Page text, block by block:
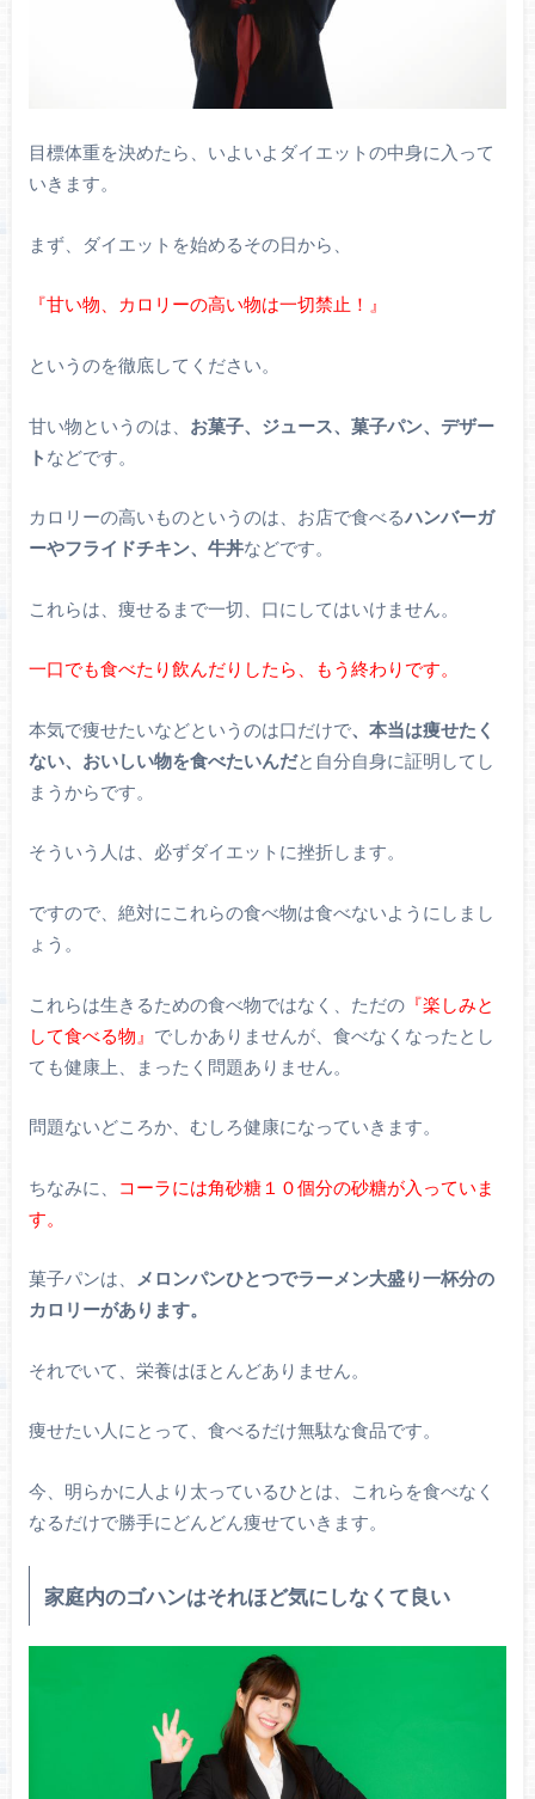
目標体重を決めたら、いよいよダイエットの中身に入って
いきます。
まず、ダイエットを始めるその日から、
『甘い物、カロリーの高い物は一切禁止！』
というのを徹底してください。
甘い物というのは、 お菓子、ジュース、菓子パン、デザー
ト などです。
カロリーの高いものというのは、お店で食べるハンバーガ
ーやフライドチキン、牛丼などです。
これらは、痩せるまで一切、口にしてはいけません。
一口でも食べたり飲んだりしたら、もう終わりです。
本気で痩せたいなどというのは口だけで、本当は痩せたく
ない、おいしい物を食べたいんだと自分自身に証明してし
まうからです。
そういう人は、必ずダイエットに挫折します。
ですので、絶対にこれらの食べ物は食べないようにしまし
ょう。
これらは生きるための食べ物ではなく、ただの『楽しみと
して食べる物』 でしかありませんが、食べなくなったとし
ても健康上、まったく問題ありません。
問題ないどころか、むしろ健康になっていきます。
ちなみに、
コーラには角砂糖１０個分の砂糖が入っていま
す。
菓子パンは、
メロンパンひとつでラーメン大盛り一杯分の
カロリーがあります。
それでいて、栄養はほとんどありません。
痩せたい人にとって、食べるだけ無駄な食品です。
今、明らかに人より太っているひとは、これらを食べなく
なるだけで勝手にどんどん痩せていきます。
家庭内のゴハンはそれほど気にしなくて良い